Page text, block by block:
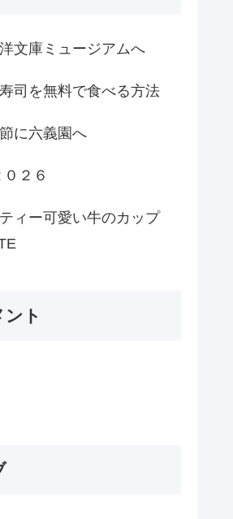
文庫ミュージアムへ
司を無料で食べる方法
に六義園へ
２６
ィー可愛い牛のカップ
ト